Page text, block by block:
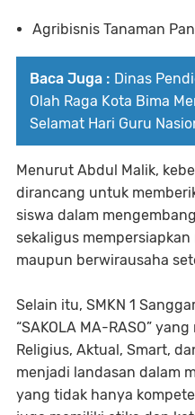
Agribisnis Tanaman
Baca Juga : Dinas
Olah Raga Kota Bima
Selamat Hari Guru
Menurut Abdul Malik,
dirancang untuk
siswa dalam
sekaligus mempersiapkan
maupun berwirausaha
Selain itu, SMKN 1
“SAKOLA MA-RASO”
Religius, Aktual, Smart,
menjadi landasan dalam
yang tidak hanya